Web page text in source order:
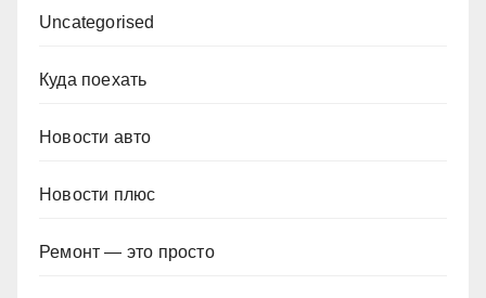
Uncategorised
Куда поехать
Новости авто
Новости плюс
Ремонт — это просто